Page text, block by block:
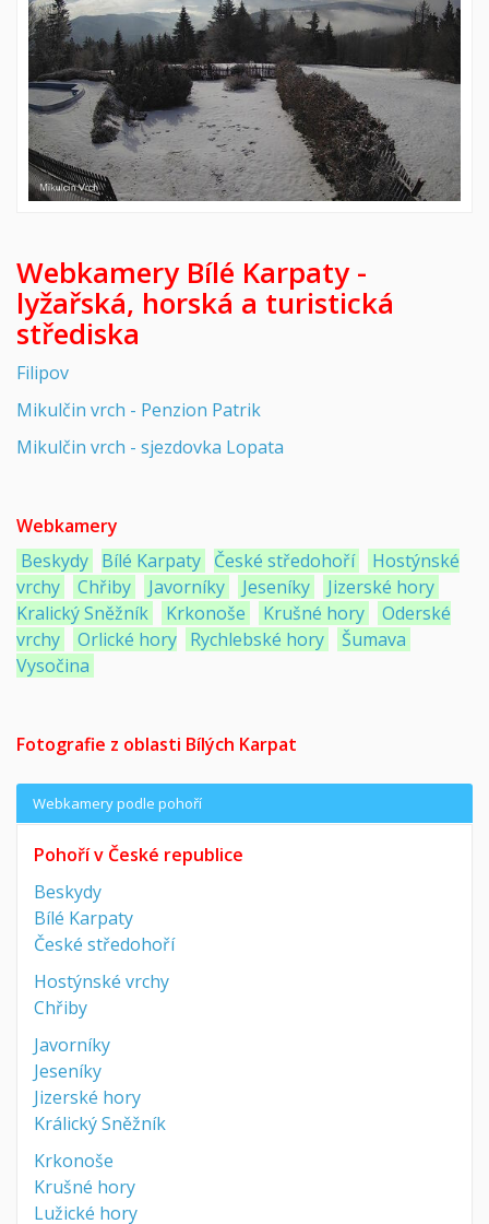
Webkamery Bílé Karpaty -
lyžařská, horská a turistická
střediska
Filipov
Mikulčin vrch - Penzion Patrik
Mikulčin vrch - sjezdovka Lopata
Webkamery
Beskydy Bílé Karpaty České středohoří
Hostýnské
vrchy
Chřiby Javorníky Jeseníky
Jizerské hory
Kralický Sněžník
Krkonoše Krušné hory
Oderské
vrchy
Orlické hory Rychlebské hory
Šumava
Vysočina
Fotografie z oblasti Bílých Karpat
Webkamery podle pohoří
Pohoří v České republice
Beskydy
Bílé Karpaty
České středohoří
Hostýnské vrchy
Chřiby
Javorníky
Jeseníky
Jizerské hory
Králický Sněžník
Krkonoše
Krušné hory
Lužické hory